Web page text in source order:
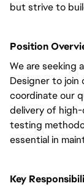
but strive to
Position
We are seeking
Designer to join
coordinate our
delivery of
testing
essential in
Key